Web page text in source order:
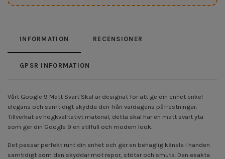
INFORMATION RECENSIONER
GPSR INFORMATION
Vårt Google 9 Matt Svart Skal är designat för att ge din enhet enkel
elegans och samtidigt skydda den från vardagens påfrestningar.
Tillverkat av högkvalitativt material, detta skal har en matt svart yta
som ger din Google 9 en stilfull och modern look.
Det passar perfekt runt din enhet och ger en behaglig känsla i handen
samtidigt som den skyddar mot repor, stötar och smuts. Den exakta